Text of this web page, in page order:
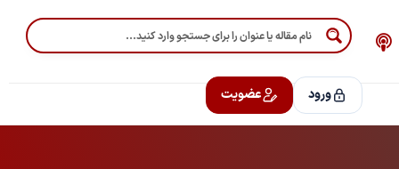
P
o
s
ورود عضویت